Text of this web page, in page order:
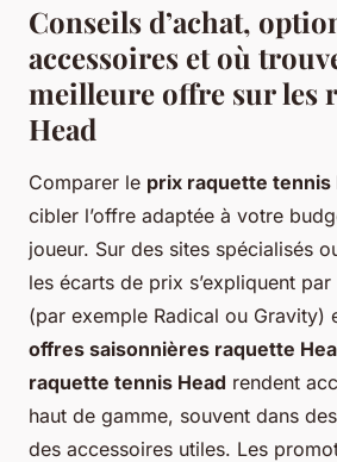
Conseils d’achat,
accessoires et où
meilleure offre sur les
Head
Comparer le prix raquette tennis
cibler l’offre adaptée à votre
joueur. Sur des sites spécialisés
les écarts de prix s’expliquent
(par exemple Radical ou Gravity)
offres saisonnières raquette
raquette tennis Head rendent
haut de gamme, souvent dans
des accessoires utiles. Les